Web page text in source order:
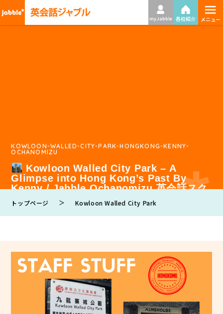
my Jabble 各校紹介 ≡
メニュー
KOWLOON-WALLED-CITY-PARK-HONGKONG-KENNY-
OCHANOMIZU
Kowloon Walled City Park – A
Glimpse into Hong Kong’s Past By
Kenny / Jabble Ochanomizu 英会話スク
ール
トップページ ＞ Kowloon Walled City Park